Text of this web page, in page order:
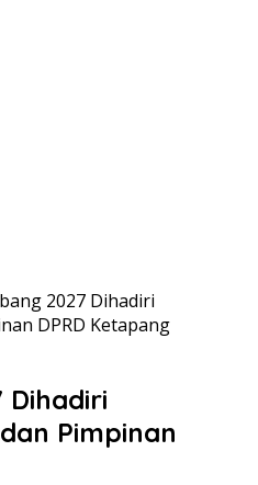
2027 Dihadiri
DPRD Ketapang
Dihadiri
Pimpinan